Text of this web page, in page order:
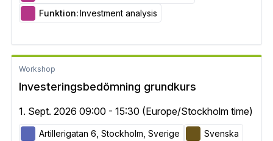
Funktion:Investment analysis
Workshop
Investeringsbedömning grundkurs
1. Sept. 2026 09:00 - 15:30 (Europe/Stockholm time)
Artillerigatan 6, Stockholm, Sverige
Svenska